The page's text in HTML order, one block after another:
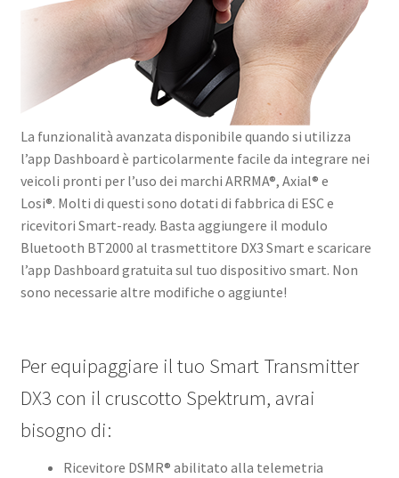
La funzionalità avanzata disponibile quando si utilizza
l’app Dashboard è particolarmente facile da integrare nei
veicoli pronti per l’uso dei marchi ARRMA®, Axial® e
Losi®. Molti di questi sono dotati di fabbrica di ESC e
ricevitori Smart-ready. Basta aggiungere il modulo
Bluetooth BT2000 al trasmettitore DX3 Smart e scaricare
l’app Dashboard gratuita sul tuo dispositivo smart. Non
sono necessarie altre modifiche o aggiunte!
Per equipaggiare il tuo Smart Transmitter
DX3 con il cruscotto Spektrum, avrai
bisogno di:
Ricevitore DSMR® abilitato alla telemetria